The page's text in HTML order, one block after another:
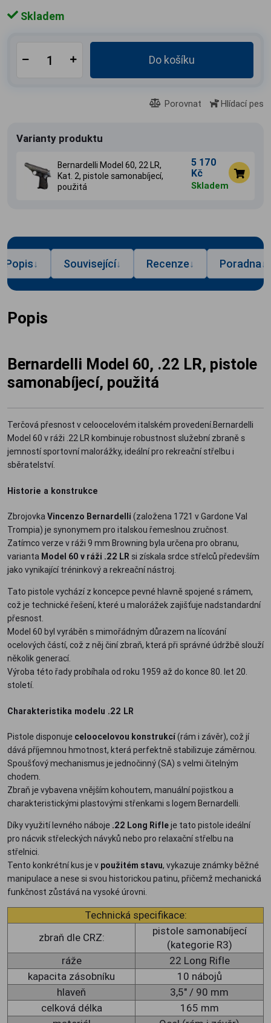
Skladem
Do košíku
Porovnat Hlídací pes
Varianty produktu
Bernardelli Model 60, 22 LR,
Kat. 2, pistole samonabíjecí,
použitá
5 170
Kč
Skladem
Popis↓ Související↓ Recenze↓ Poradna↓
Popis
Bernardelli Model 60, .22 LR, pistole
samonabíjecí, použitá
Terčová přesnost v celoocelovém italském provedení.Bernardelli
Model 60 v ráži .22 LR kombinuje robustnost služební zbraně s
jemností sportovní malorážky, ideální pro rekreační střelbu i
sběratelství.
Historie a konstrukce
ZbrojovkaVincenzo Bernardelli (založena 1721 v Gardone Val
Trompia) je synonymem pro italskou řemeslnou zručnost.
Zatímco verze v ráži 9 mm Browning byla určena pro obranu,
varianta Model 60 v ráži .22 LR si získala srdce střelců především
jako vynikající tréninkový a rekreační nástroj.
Tato pistole vychází z koncepce pevné hlavně spojené s rámem,
což je technické řešení, které u malorážek zajišťuje nadstandardní
přesnost.
Model 60 byl vyráběn s mimořádným důrazem na lícování
ocelových částí, což z něj činí zbraň, která při správné údržbě slouží
několik generací.
Výroba této řady probíhala od roku 1959 až do konce 80. let 20.
století.
Charakteristika modelu .22 LR
Pistole disponuje celoocelovou konstrukcí(rám i závěr), což jí
dává příjemnou hmotnost, která perfektně stabilizuje záměrnou.
Spoušťový mechanismus je jednočinný (SA) s velmi čitelným
chodem.
Zbraň je vybavena vnějším kohoutem, manuální pojistkou a
charakteristickými plastovými střenkami s logem Bernardelli.
Díky využití levného náboje .22 Long Rifleje tato pistole ideální
pro nácvik střeleckých návyků nebo pro relaxační střelbu na
střelnici.
Tento konkrétní kus je v použitém stavu, vykazuje známky běžné
manipulace a nese si svou historickou patinu, přičemž mechanická
funkčnost zůstává na vysoké úrovni.
Technická specifikace:
zbraň dle CRZ:
pistole samonabíjecí
(kategorie R3)
ráže
22 Long Rifle
kapacita zásobníku
10 nábojů
hlaveň
3,5" / 90 mm
celková délka
165 mm